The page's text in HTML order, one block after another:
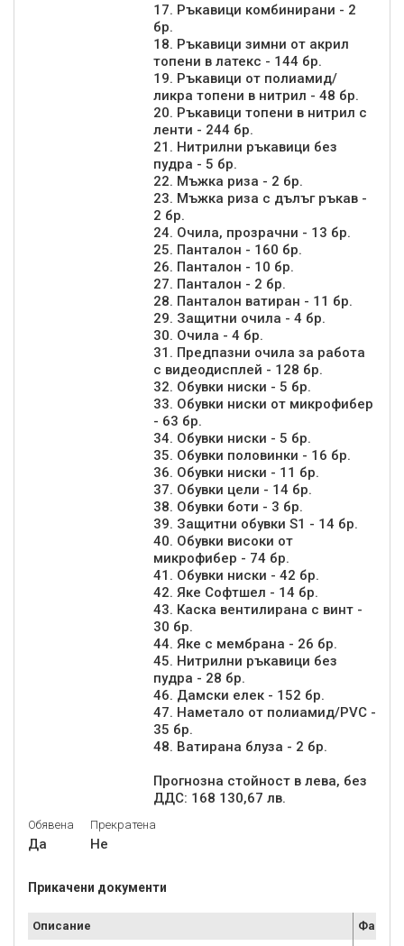
17. Ръкавици комбинирани - 2
бр.
18. Ръкавици зимни от акрил
топени в латекс - 144 бр.
19. Ръкавици от полиамид/
ликра топени в нитрил - 48 бр.
20. Ръкавици топени в нитрил с
ленти - 244 бр.
21. Нитрилни ръкавици без
пудра - 5 бр.
22. Мъжка риза - 2 бр.
23. Мъжка риза с дълъг ръкав -
2 бр.
24. Очила, прозрачни - 13 бр.
25. Панталон - 160 бр.
26. Панталон - 10 бр.
27. Панталон - 2 бр.
28. Панталон ватиран - 11 бр.
29. Защитни очила - 4 бр.
30. Очила - 4 бр.
31. Предпазни очила за работа
с видеодисплей - 128 бр.
32. Обувки ниски - 5 бр.
33. Обувки ниски от микрофибер
- 63 бр.
34. Обувки ниски - 5 бр.
35. Обувки половинки - 16 бр.
36. Обувки ниски - 11 бр.
37. Обувки цели - 14 бр.
38. Обувки боти - 3 бр.
39. Защитни обувки S1 - 14 бр.
40. Обувки високи от
микрофибер - 74 бр.
41. Обувки ниски - 42 бр.
42. Яке Софтшел - 14 бр.
43. Каска вентилирана с винт -
30 бр.
44. Яке с мембрана - 26 бр.
45. Нитрилни ръкавици без
пудра - 28 бр.
46. Дамски елек - 152 бр.
47. Наметало от полиамид/PVC -
35 бр.
48. Ватирана блуза - 2 бр.
Прогнозна стойност в лева, без
Обявена
Да
Прекратена
Не
Прикачени документи
Описание Файл